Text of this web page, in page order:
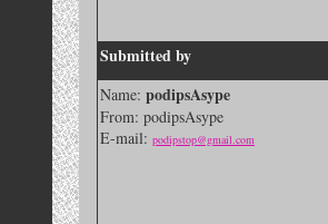
Submitted by
Name: podipsAsype
From: podipsAsype
E-mail: podipstop@gmail.com